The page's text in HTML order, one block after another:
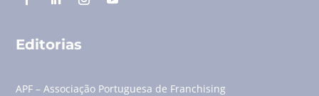
Editorias
APF – Associação Portuguesa de Franchising